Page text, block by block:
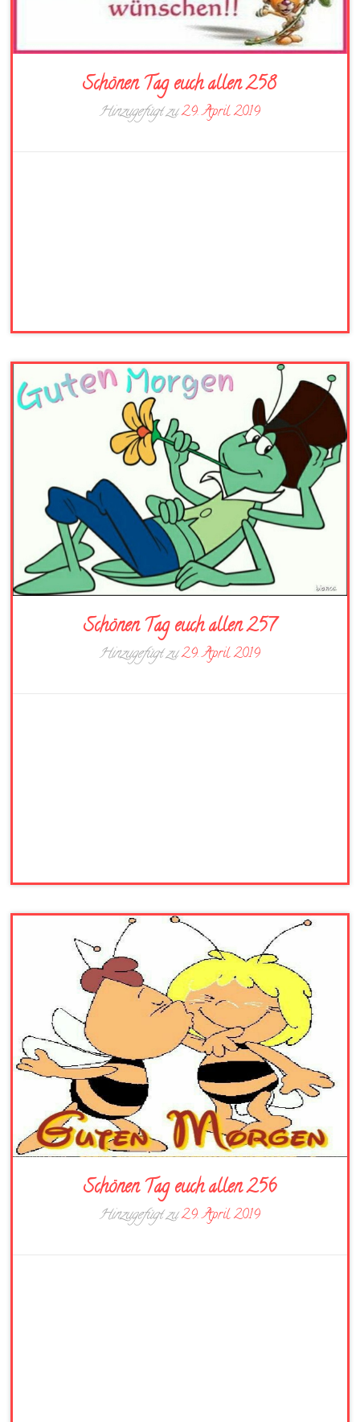
Schönen Tag euch allen 258
Hinzugefügt zu29. April 2019
Schönen Tag euch allen 257
Hinzugefügt zu29. April 2019
Schönen Tag euch allen 256
Hinzugefügt zu29. April 2019